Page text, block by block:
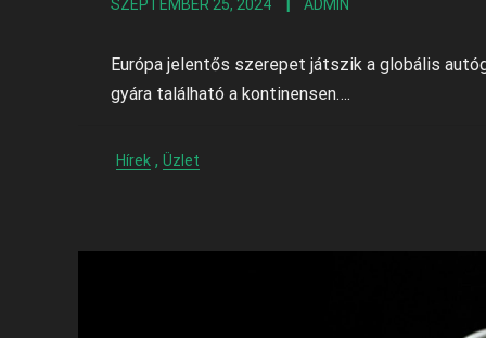
SZEPTEMBER 25, 2024 ADMIN
Európa jelentős szerepet játszik a globális
gyára található a kontinensen….
Hírek , Üzlet